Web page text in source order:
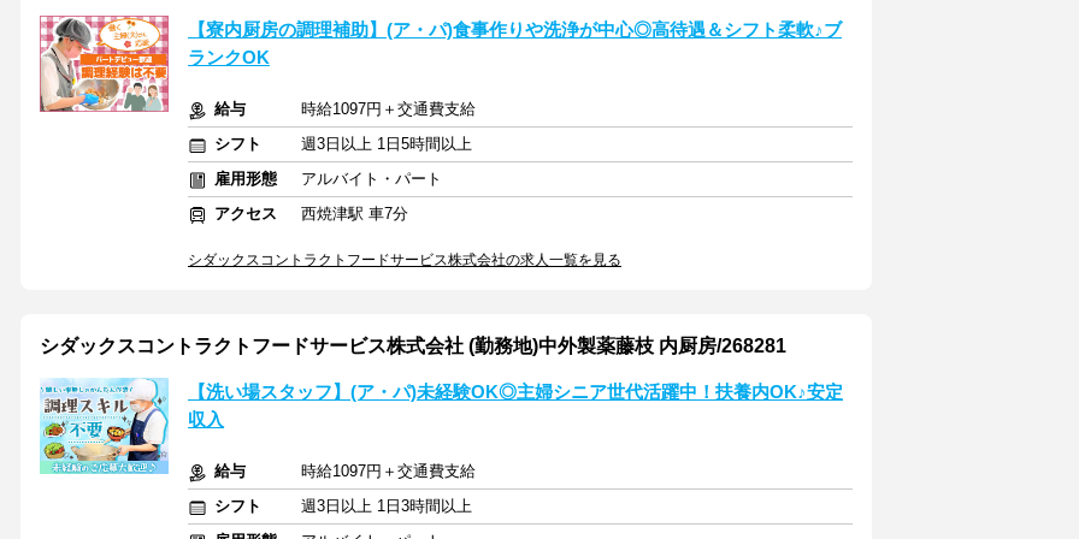
【寮内厨房の調理補助】(ア・パ)食事作りや洗浄が中心◎高待遇＆シフト柔軟♪ブ
ランクOK
給与
時給1097円＋交通費支給
シフト
週3日以上 1日5時間以上
雇用形態
アルバイト・パート
アクセス
西焼津駅 車7分
シダックスコントラクトフードサービス株式会社の求人一覧を見る
シダックスコントラクトフードサービス株式会社 (勤務地)中外製薬藤枝 内厨房/268281
【洗い場スタッフ】(ア・パ)未経験OK◎主婦シニア世代活躍中！扶養内OK♪安定
収入
給与
時給1097円＋交通費支給
シフト
週3日以上 1日3時間以上